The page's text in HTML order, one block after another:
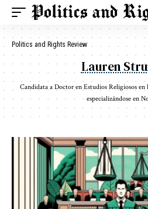
Politics and Rights Review
Lauren
Candidata a Doctor en Estudios Religiosos
especializándose en